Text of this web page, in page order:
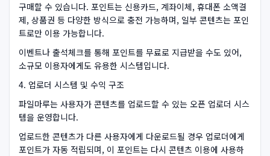
구매할 수 있습니다. 포인트는 신용카드, 계좌이체, 휴대폰 소액결
제, 상품권 등 다양한 방식으로 충전 가능하며, 일부 콘텐츠는 포인
트로만 이용 가능합니다.
이벤트나 출석체크를 통해 포인트를 무료로 지급받을 수도 있어,
소규모 이용자에게도 유용한 시스템입니다.
4. 업로더 시스템 및 수익 구조
파일마루는 사용자가 콘텐츠를 업로드할 수 있는 오픈 업로더 시스
템을 운영합니다.
업로드한 콘텐츠가 다른 사용자에게 다운로드될 경우 업로더에게
포인트가 자동 적립되며, 이 포인트는 다시 콘텐츠 이용에 사용하